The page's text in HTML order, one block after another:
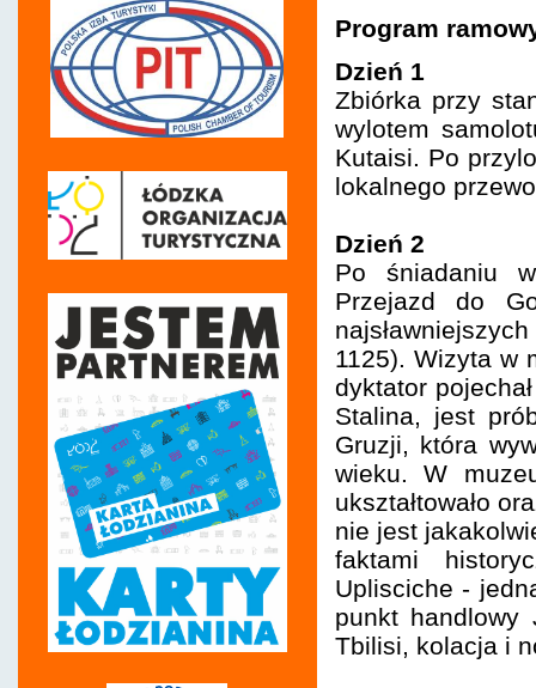
Program
Dzień 1
Zbiórka przy
wylotem
Kutaisi. Po
lokalnego
Dzień 2
Po śniadaniu
Przejazd do
1125). Wizyta w
dyktator
Stalina, jest
Gruzji, która
wieku. W
ukształtowało
nie jest
faktami
Uplisciche -
punkt handlowy
Tbilisi, kolacja i